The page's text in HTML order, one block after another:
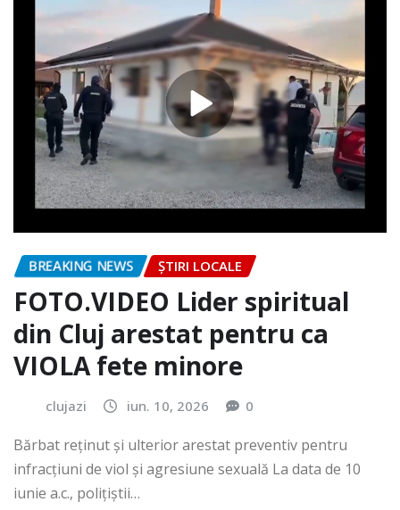
BREAKING NEWS ȘTIRI LOCALE
FOTO.VIDEO Lider spiritual
din Cluj arestat pentru ca
VIOLA fete minore
clujazi iun. 10, 2026 0
Bărbat reținut și ulterior arestat preventiv pentru
infracțiuni de viol și agresiune sexuală La data de 10
iunie a.c., polițiștii…